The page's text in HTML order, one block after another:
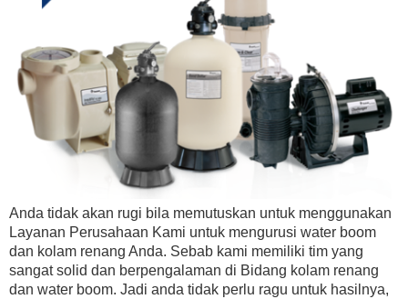
Anda tidak akan rugi bila memutuskan untuk menggunakan
Layanan Perusahaan Kami untuk mengurusi water boom
dan kolam renang Anda. Sebab kami memiliki tim yang
sangat solid dan berpengalaman di Bidang kolam renang
dan water boom. Jadi anda tidak perlu ragu untuk hasilnya,